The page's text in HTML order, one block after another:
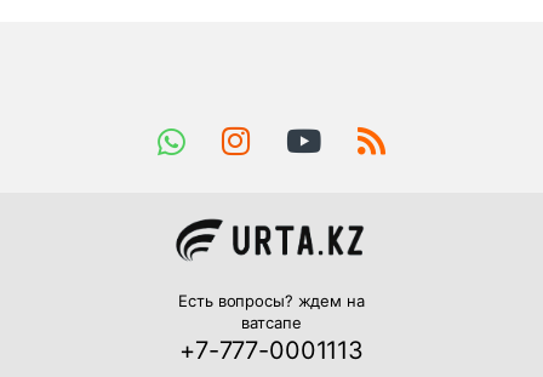
Есть вопросы? ждем на
ватсапе
+7-777-0001113